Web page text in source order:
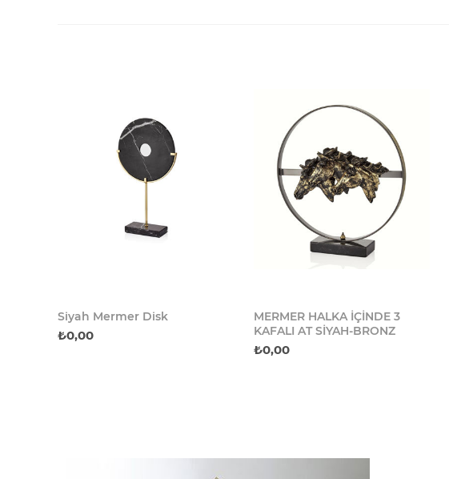
Siyah Mermer Disk
₺0,00
MERMER HALKA İÇİNDE 3
KAFALI AT SİYAH-BRONZ
₺0,00